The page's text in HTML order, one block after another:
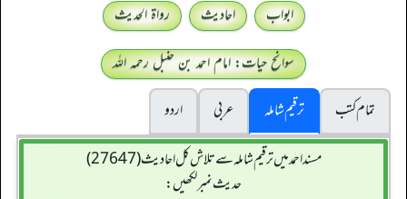
ابواب احادیث
رواۃ الحدیث
سوانح حیات: امام احمد بن حنبل رحمہ اللہ
تمام کتب
ترقیم شاملہ عربی
اردو
مسند احمد میں ترقیم شاملہ سے تلاش کل احادیث (27647)
حدیث نمبر لکھیں: